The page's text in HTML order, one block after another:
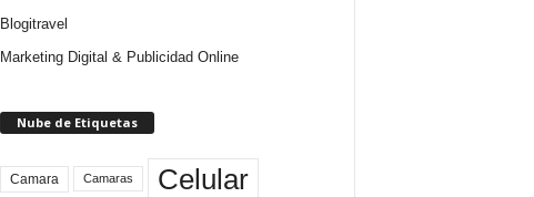
Blogitravel
Marketing Digital & Publicidad Online
Nube de Etiquetas
Camara Camaras Celular